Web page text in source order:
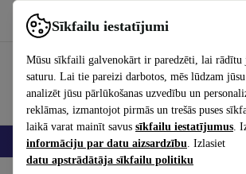
Sīkfailu iestatījumi
Mūsu sīkfaili galvenokārt ir paredzēti, lai rādītu
saturu. Lai tie pareizi darbotos, mēs lūdzam
analizēt jūsu pārlūkošanas uzvedību un
reklāmas, izmantojot pirmās un trešās puses
laikā varat mainīt savus sīkfailu iestatījumus.
informāciju par datu aizsardzību. Izlasiet
datu apstrādātāja sīkfailu politiku
Izmantojiet refurbed ātri un viegli
Viedtālruņi Portatīvie datori Planšetes